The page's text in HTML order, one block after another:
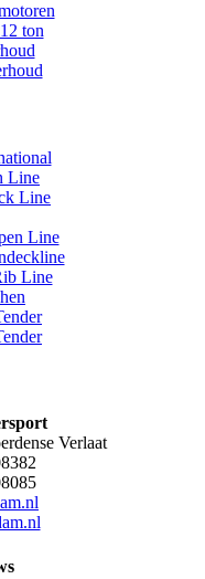
ton
Line
Line
Line
Line
Verlaat